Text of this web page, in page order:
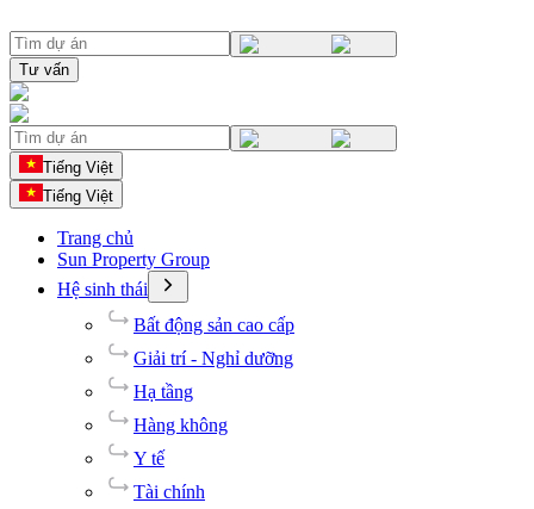
Tư vấn
Tiếng Việt
Tiếng Việt
Trang chủ
Sun Property Group
Hệ sinh thái
Bất động sản cao cấp
Giải trí - Nghỉ dưỡng
Hạ tầng
Hàng không
Y tế
Tài chính